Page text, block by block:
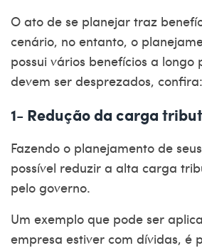
O ato de se planejar traz
cenário, no entanto, o
possui vários benefícios a longo
devem ser desprezados, confira:
1- Redução da carga
Fazendo o planejamento de
possível reduzir a alta carga
pelo governo.
Um exemplo que pode ser
empresa estiver com dívidas, é